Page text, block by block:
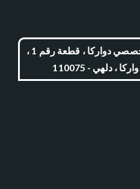
مستشفى ماكس سوبر التخصصي دواركا ، قطعة رقم 1 ،